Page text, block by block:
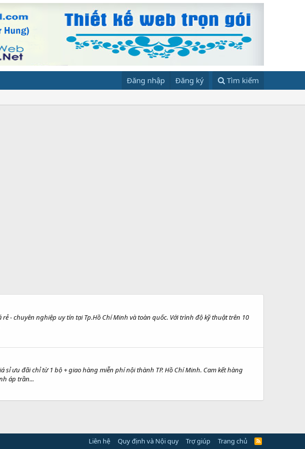
Đăng nhập Đăng ký Tìm kiếm
- chuyên nghiệp uy tín tại Tp.Hồ Chí Minh và toàn quốc. Với trình độ kỹ thuật trên 10
ưu đãi chỉ từ 1 bộ + giao hàng miễn phí nội thành TP. Hồ Chí Minh. Cam kết hàng
áp trần...
Liên hệ Quy định và Nội quy Trợ giúp Trang chủ